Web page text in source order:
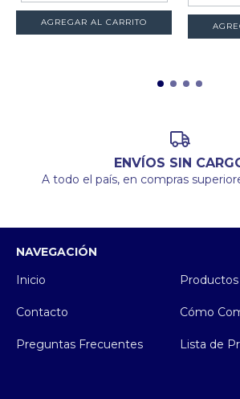
ENVÍOS SIN
A todo el país, en compras
NAVEGACIÓN
Inicio
Productos
Contacto Cómo
Preguntas Frecuentes Lista de